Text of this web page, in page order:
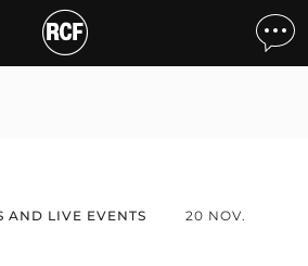
Equipment
AND LIVE EVENTS
20 NOV.